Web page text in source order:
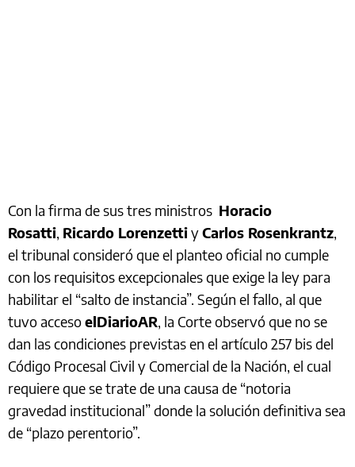
Con la firma de sus tres ministros Horacio
Rosatti, Ricardo LorenzettiyCarlos Rosenkrantz,
el tribunal consideró que el planteo oficial no cumple
con los requisitos excepcionales que exige la ley para
habilitar el “salto de instancia”. Según el fallo, al que
tuvo accesoelDiarioAR, la Corte observó que no se
dan las condiciones previstas en el artículo 257 bis del
Código Procesal Civil y Comercial de la Nación, el cual
requiere que se trate de una causa de “notoria
gravedad institucional” donde la solución definitiva sea
de “plazo perentorio”.